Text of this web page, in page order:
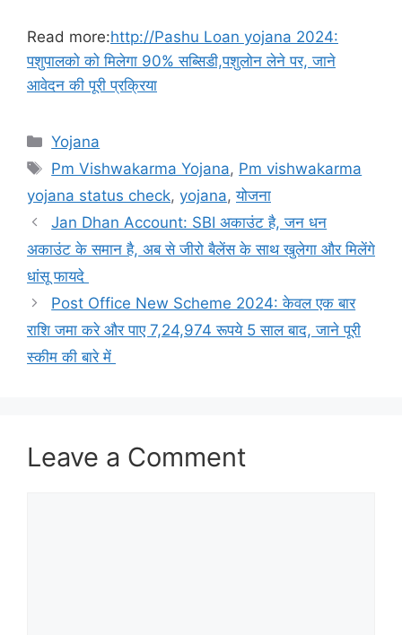
Read more:http://Pashu Loan yojana 2024:
पशुपालको को मिलेगा 90% सब्सिडी,पशुलोन लेने पर, जाने
आवेदन की पूरी प्रक्रिया
Categories
Yojana
Tags
Pm Vishwakarma Yojana, Pm vishwakarma
yojana status check, yojana,योजना
Jan Dhan Account: SBI अकाउंट है, जन धन
अकाउंट के समान है, अब से जीरो बैलेंस के साथ खुलेगा और मिलेंगे
धांसू फायदे
Post Office New Scheme 2024: केवल एक बार
राशि जमा करे और पाए 7,24,974 रूपये 5 साल बाद, जाने पूरी
स्कीम की बारे में
Leave a Comment